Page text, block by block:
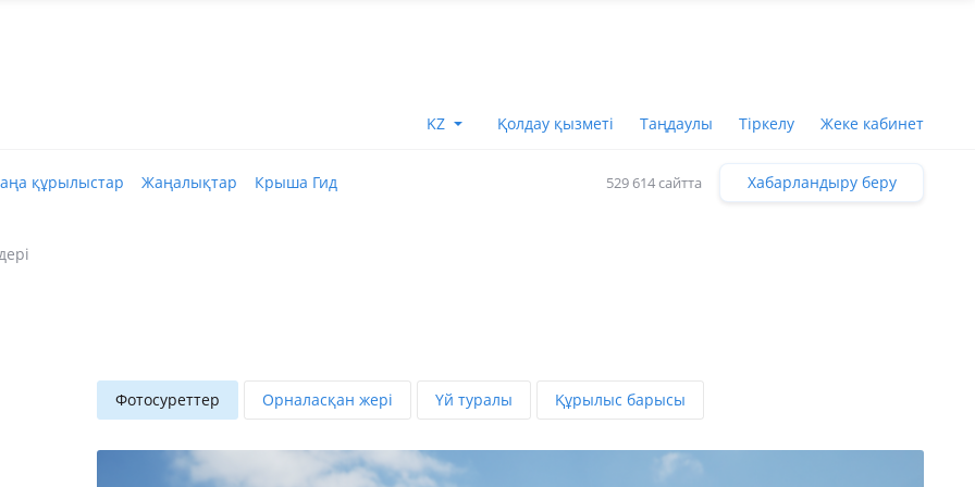
KZ Қолдау қызметі Таңдаулы Тіркелу Жеке кабинет
құрылыстар Жаңалықтар Крыша Гид 529 614 сайтта Хабарландыру беру
Фотосуреттер Орналасқан жері Үй туралы Құрылыс барысы